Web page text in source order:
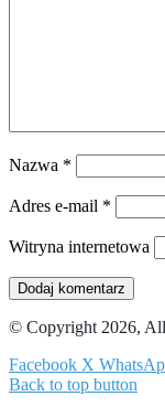
Nazwa *
Adres e-mail *
Witryna internetowa
© Copyright 2026,
Facebook X
Back to top button